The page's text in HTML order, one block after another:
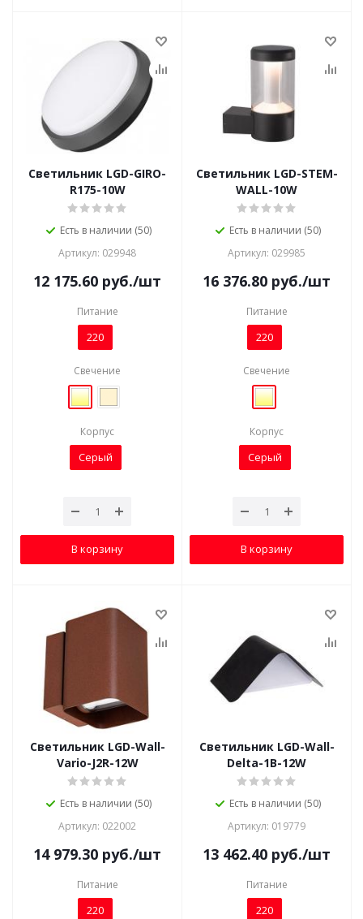
Светильник LGD-GIRO-
R175-10W
Есть в наличии (50)
Артикул: 029948
12 175.60 руб./шт
Питание
220
Свечение
Корпус
Серый
В корзину
Светильник LGD-STEM-
WALL-10W
Есть в наличии (50)
Артикул: 029985
16 376.80 руб./шт
Питание
220
Свечение
Корпус
Серый
В корзину
Светильник LGD-Wall-
Vario-J2R-12W
Есть в наличии (50)
Артикул: 022002
14 979.30 руб./шт
Питание
220
Светильник LGD-Wall-
Delta-1B-12W
Есть в наличии (50)
Артикул: 019779
13 462.40 руб./шт
Питание
220